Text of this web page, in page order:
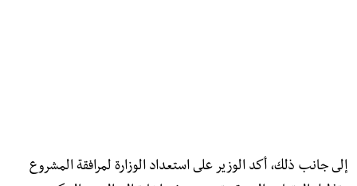
إلى جانب ذلك، أكد الوزير على استعداد الوزارة لمرافقة المشروع